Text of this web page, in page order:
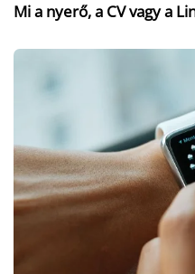
Mi a nyerő, a CV vagy a